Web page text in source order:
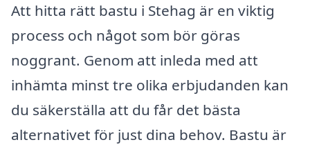
Att hitta rätt bastu i Stehag är en viktig
process och något som bör göras
noggrant. Genom att inleda med att
inhämta minst tre olika erbjudanden kan
du säkerställa att du får det bästa
alternativet för just dina behov. Bastu är